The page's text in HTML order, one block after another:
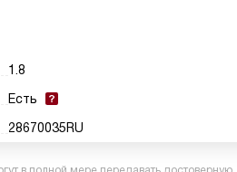
1.8
Есть
28670035RU